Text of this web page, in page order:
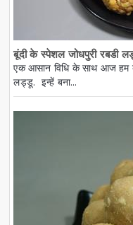
बूंदी के स्पेशल जोधपुरी रबडी
एक आसान विधि के साथ आज हम
लड्डू. इन्हें बना...